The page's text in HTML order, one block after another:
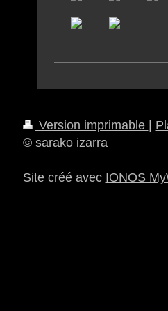
Version imprimable
© sarako izarra
Site créé avec IONOS